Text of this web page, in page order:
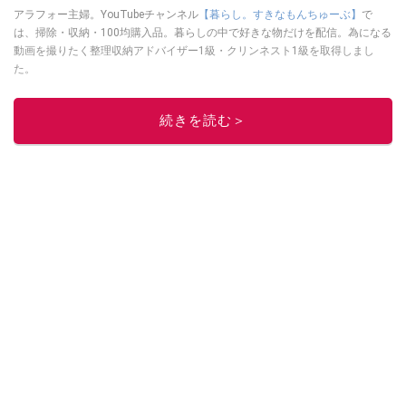
アラフォー主婦。YouTubeチャンネル 【暮らし。すきなもんちゅーぶ】 で
は、掃除・収納・100均購入品。暮らしの中で好きな物だけを配信。為になる
動画を撮りたく整理収納アドバイザー1級・クリンネスト1級を取得しまし
た。
このイチオシストの他の記事を読む
続きを読む＞